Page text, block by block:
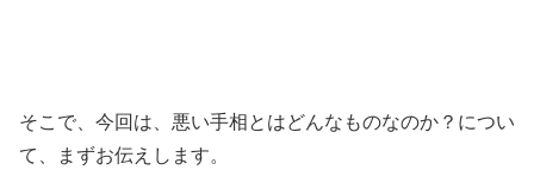
そこで、今回は、悪い手相とはどんなものなのか？につい
て、まずお伝えします。